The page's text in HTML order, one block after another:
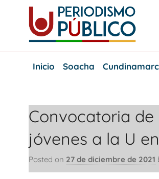
content
Periodismo
Noticias
Bogotá
y
Inicio
Soacha
Convocatoria de
jóvenes a la U
Posted on 27 de diciembre de 2021